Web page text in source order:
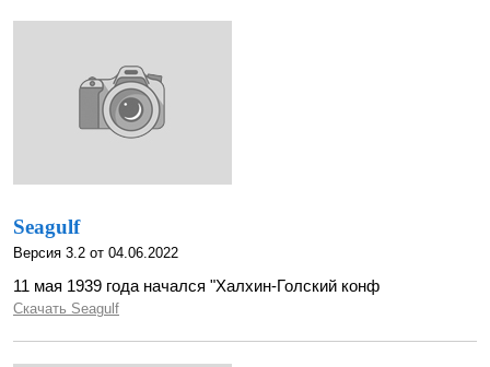
Seagulf
Версия 3.2 от 04.06.2022
11 мая 1939 года начался "Халхин-Голский конф
Скачать Seagulf